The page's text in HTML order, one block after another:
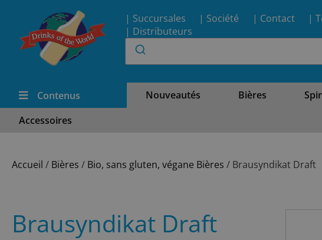
| Succursales | Société | Contact |
| Distributeurs
Contenus Nouveautés Bières
Accessoires
Accueil / Bières / Bio, sans gluten, végane Bières / Brausyndikat Draft
Brausyndikat Draft